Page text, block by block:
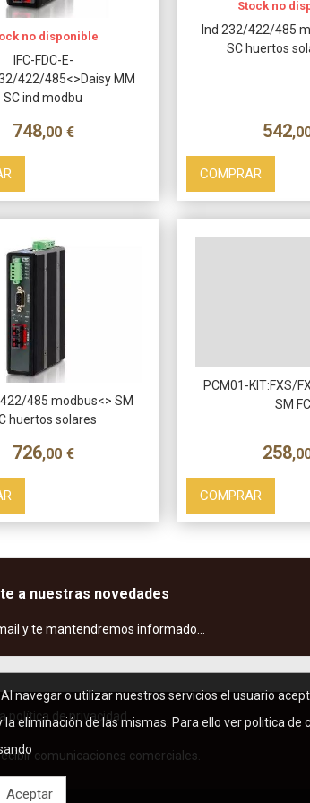
IFC-FDC-E-
422/485<>Daisy MM
SC ind modbu
748,00 €
no disponible
Ind 232/422/485
SC huertos
542
Stock no
COMPRAR
485 modbus<> SM
huertos solares
726,00 €
PCM01-KIT:FXS/
SM FC
258
COMPRAR
a nuestras novedades
y te mantendremos informado...
política de privacidad
comunicaciones comerciales.
navegar o utilizar nuestros servicios el usuario
eliminación de las mismas. Para ello ver politica de
Aceptar